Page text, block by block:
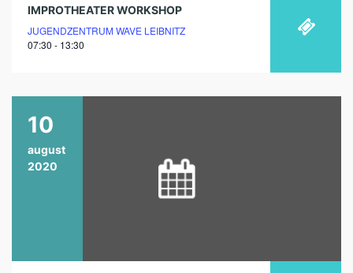
IMPROTHEATER WORKSHOP
JUGENDZENTRUM WAVE LEIBNITZ
07:30 - 13:30
10
august
2020